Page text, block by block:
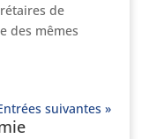
de
des mêmes
suivantes »